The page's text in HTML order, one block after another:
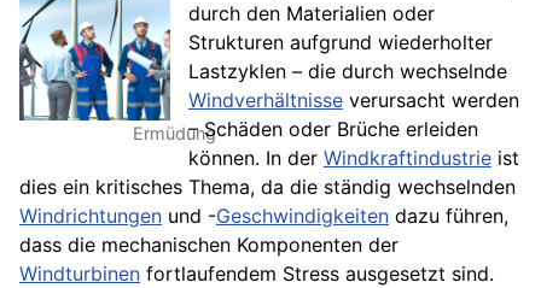
Ermüdung
durch den Materialien oder
Strukturen aufgrund wiederholter
Lastzyklen – die durch wechselnde
Windverhältnisseverursacht werden
– Schäden oder Brüche erleiden
können. In der Windkraftindustrieist
dies ein kritisches Thema, da die ständig wechselnden
Windrichtungen und -Geschwindigkeiten dazu führen,
dass die mechanischen Komponenten der
Windturbinen fortlaufendem Stress ausgesetzt sind.